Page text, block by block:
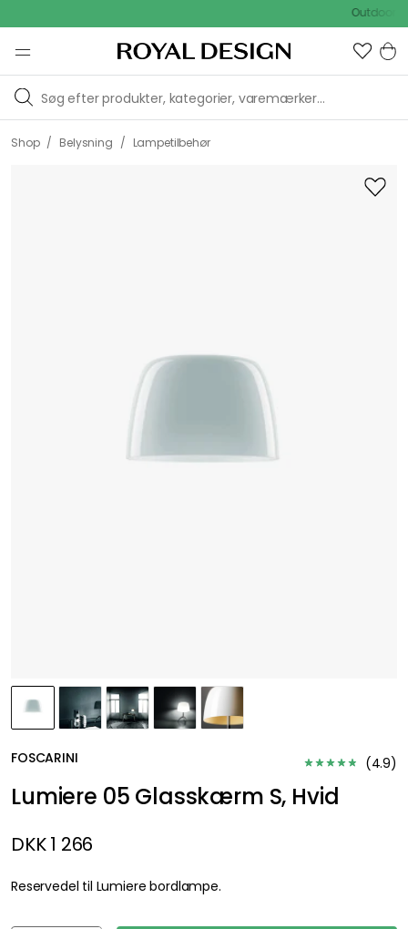
Outdoor Sale
Shop / Belysning / Lampetilbehør
FOSCARINI (4.9)
Lumiere 05 Glasskærm S, Hvid
DKK 1 266
Reservedel til Lumiere bordlampe.